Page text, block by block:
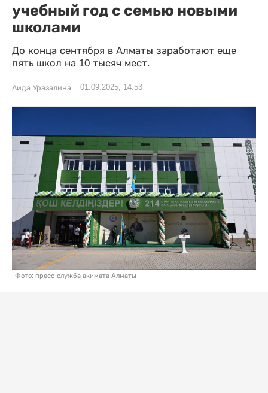
учебный год с семью новыми
школами
До конца сентября в Алматы заработают еще
пять школ на 10 тысяч мест.
Аида Уразалина 01.09.2025, 14:53
Фото: пресс-служба акимата Алматы